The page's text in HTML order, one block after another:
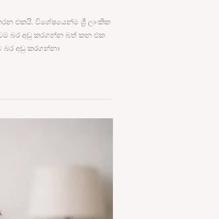
එකයි. විශේෂයෙන්ම ශ්‍රී ලාංකික
බර අඩු කරගන්න බත් කන එක
අඩු කරගන්නා